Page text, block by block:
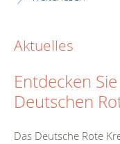
Aktuelles
Entdecken
Deutschen
Das Deutsche Rote